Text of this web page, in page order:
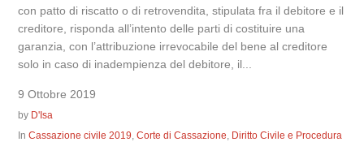
con patto di riscatto o di retrovendita, stipulata fra il debitore e il
creditore, risponda all’intento delle parti di costituire una
garanzia, con l’attribuzione irrevocabile del bene al creditore
solo in caso di inadempienza del debitore, il...
9 Ottobre 2019
by D'Isa
InCassazione civile 2019,Corte di Cassazione, Diritto Civile e Procedura